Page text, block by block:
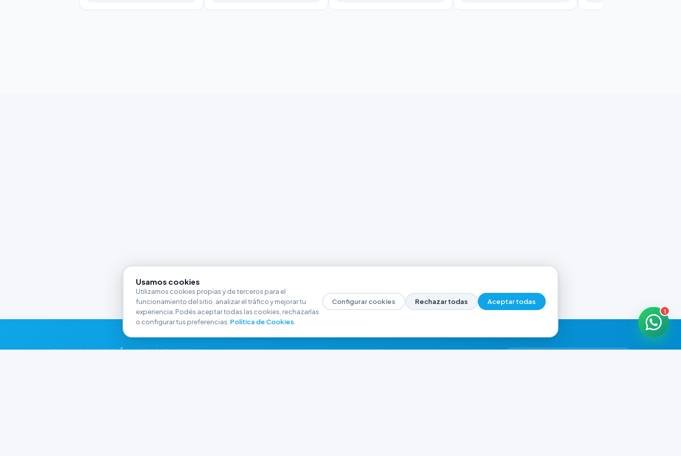
FERRETERÍA ARGENTINA
1
Usamos cookies
Utilizamos cookies propias y de terceros para el
funcionamiento del sitio, analizar el tráfico y mejorar tu
experiencia. Podés aceptar todas las cookies, rechazarlas
o configurar tus preferencias. Política de Cookies.
Configurar cookies Rechazar todas Aceptar todas